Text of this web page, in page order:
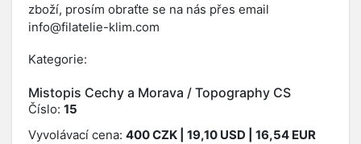
zboží, prosím obraťte se na nás přes email
info@filatelie-klim.com
Kategorie:
Mistopis Cechy a Morava / Topography CS
Číslo: 15
Vyvolávací cena: 400CZK | 19,10 USD | 16,54 EUR